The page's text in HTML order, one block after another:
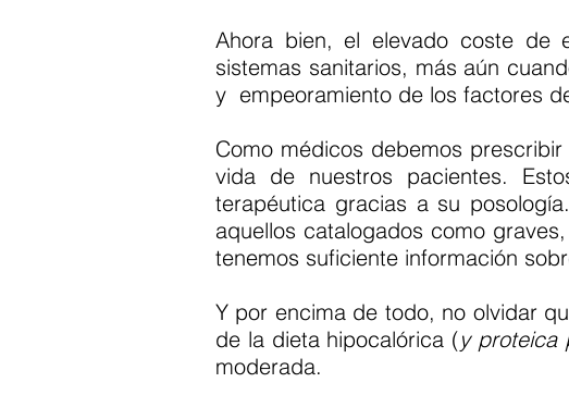
Ahora bien, el elevado coste de
sistemas sanitarios, más aún
y empeoramiento de los factores
Como médicos debemos
vida de nuestros pacientes.
terapéutica gracias a su
aquellos catalogados como
tenemos suficiente información
Y por encima de todo, no olvidar
de la dieta hipocalórica (y proteica
moderada.